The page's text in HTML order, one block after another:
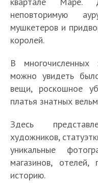
неповторимую
мушкетеров и
королей.
В многочисленных
можно увидеть
вещи, роскошное
платья знатных
Здесь
художников,
уникальные
магазинов,
историю.